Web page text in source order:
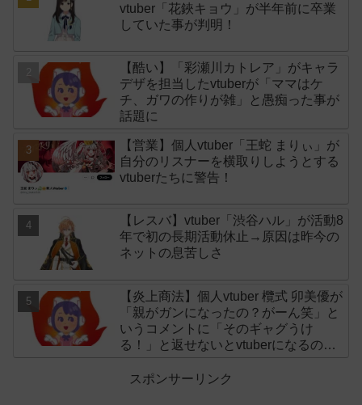
vtuber「花鋏キョウ」が半年前に卒業
していた事が判明！
【酷い】「彩瀬川カトレア」がキャラ
デザを担当したvtuberが「ママはケ
チ、ガワの作りが雑」と愚痴った事が
話題に
【営業】個人vtuber「王蛇 まりぃ」が
自分のリスナーを横取りしようとする
vtuberたちに警告！
【レスバ】vtuber「渋谷ハル」が活動8
年で初の長期活動休止→原因は昨今の
ネットの息苦しさ
【炎上商法】個人vtuber 欖式 卯美優が
「親がガンになったの？がーん笑」と
いうコメントに「そのギャグうけ
る！」と返せないとvtuberになるのは
スポンサーリンク